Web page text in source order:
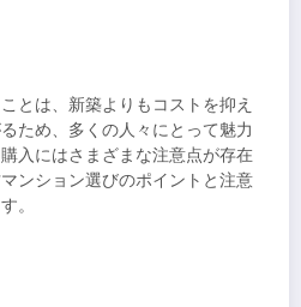
とは、新築よりもコストを抑え
ため、多くの人々にとって魅力
入にはさまざまな注意点が存在
ンション選びのポイントと注意
。